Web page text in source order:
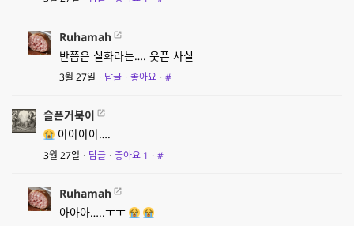
Ruhamah
반쯤은 실화라는…. 웃픈 사실
3월 27일 · 답글 · 좋아요 · #
슬픈거북이
아아아아….
3월 27일 · 답글 · 좋아요 1 · #
Ruhamah
아아아…..ㅜㅜ